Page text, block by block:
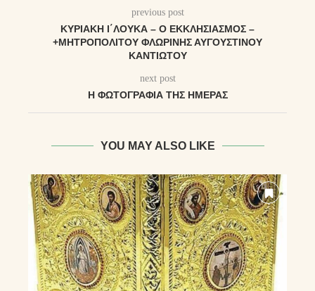
previous post
ΚΥΡΙΑΚΉ Ι΄ΛΟΥΚΆ – Ο ΕΚΚΛΗΣΙΑΣΜΌΣ –
+ΜΗΤΡΟΠΟΛΊΤΟΥ ΦΛΩΡΊΝΗΣ ΑΥΓΟΥΣΤΊΝΟΥ
ΚΑΝΤΙΏΤΟΥ
next post
Η ΦΩΤΟΓΡΑΦΊΑ ΤΗΣ ΗΜΈΡΑΣ
YOU MAY ALSO LIKE